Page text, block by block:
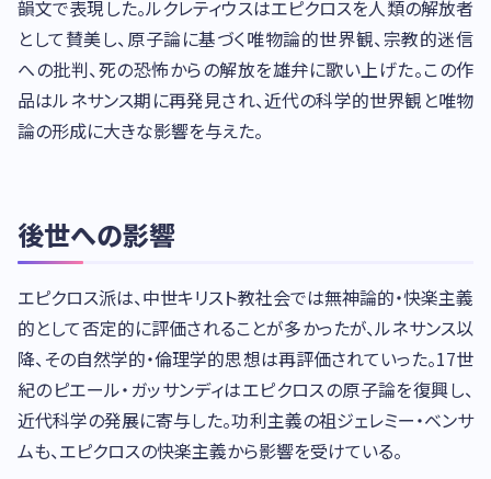
韻文で表現した。ルクレティウスはエピクロスを人類の解放者
として賛美し、原子論に基づく唯物論的世界観、宗教的迷信
への批判、死の恐怖からの解放を雄弁に歌い上げた。この作
品はルネサンス期に再発見され、近代の科学的世界観と唯物
論の形成に大きな影響を与えた。
後世への影響
エピクロス派は、中世キリスト教社会では無神論的・快楽主義
的として否定的に評価されることが多かったが、ルネサンス以
降、その自然学的・倫理学的思想は再評価されていった。17世
紀のピエール・ガッサンディはエピクロスの原子論を復興し、
近代科学の発展に寄与した。功利主義の祖ジェレミー・ベンサ
ムも、エピクロスの快楽主義から影響を受けている。